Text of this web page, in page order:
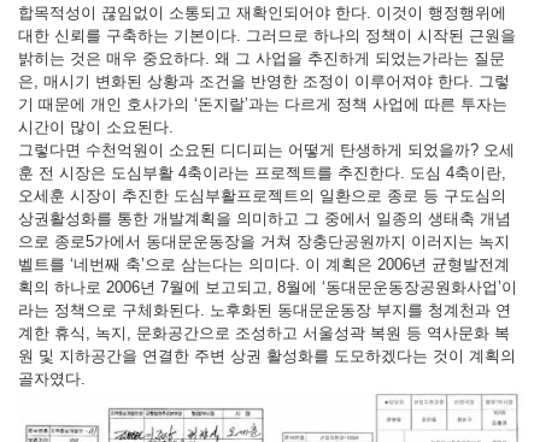
합목적성이 끊임없이 소통되고 재확인되어야 한다. 이것이 행정행위에
대한 신뢰를 구축하는 기본이다. 그러므로 하나의 정책이 시작된 근원을
밝히는 것은 매우 중요하다. 왜 그 사업을 추진하게 되었는가라는 질문
은, 매시기 변화된 상황과 조건을 반영한 조정이 이루어져야 한다. 그렇
기 때문에 개인 호사가의 ‘돈지랄’과는 다르게 정책 사업에 따른 투자는
시간이 많이 소요된다.
그렇다면 수천억원이 소요된 디디피는 어떻게 탄생하게 되었을까? 오세
훈 전 시장은 도심부활 4축이라는 프로젝트를 추진한다. 도심 4축이란,
오세훈 시장이 추진한 도심부활프로젝트의 일환으로 종로 등 구도심의
상권활성화를 통한 개발계획을 의미하고 그 중에서 일종의 생태축 개념
으로 종로5가에서 동대문운동장을 거쳐 장충단공원까지 이러지는 녹지
벨트를 ‘네번째 축’으로 삼는다는 의미다. 이 계획은 2006년 균형발전계
획의 하나로 2006년 7월에 보고되고, 8월에 ‘동대문운동장공원화사업’이
라는 정책으로 구체화된다. 노후화된 동대문운동장 부지를 청계천과 연
계한 휴식, 녹지, 문화공간으로 조성하고 서울성곽 복원 등 역사문화 복
원 및 지하공간을 연결한 주변 상권 활성화를 도모하겠다는 것이 계획의
골자였다.